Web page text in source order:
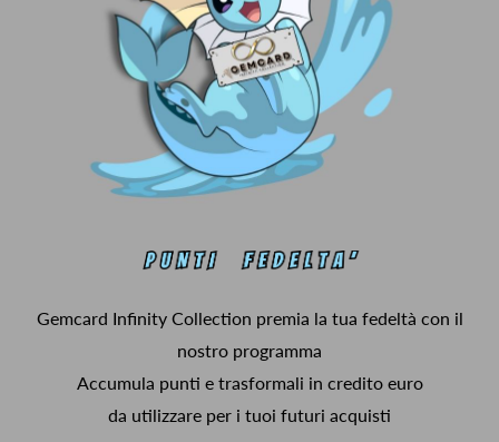
Gemcard Infinity Collection premia la tua fedeltà con il
nostro programma
Accumula punti e trasformali in credito euro
da utilizzare per i tuoi futuri acquisti